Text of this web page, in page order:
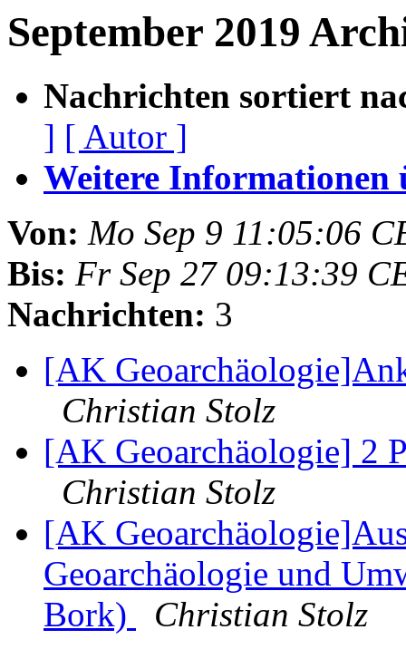
September 2019
Nachrichten sortiert
] [ Autor ]
Weitere Informationen
Von: Mo Sep 9 11:05:06
Bis: Fr Sep 27 09:13:39
Nachrichten: 3
[AK
Christian Stolz
[AK Geoarchäologie] 2
Christian Stolz
[AK
Geoarchäologie und
Bork)
Christian Stolz